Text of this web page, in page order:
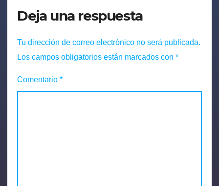
Deja una respuesta
Tu dirección de correo electrónico no será publicada.
Los campos obligatorios están marcados con *
Comentario *